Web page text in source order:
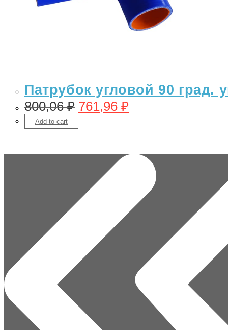
Патрубок угловой 90 град.
800,06₽ 761,96 ₽
Add to cart